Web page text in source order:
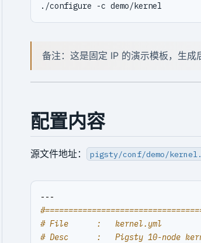
备注：这是固定 IP 的演示模板，生成
配置内容
源文件地址： pigsty/conf/demo/
---
# File      :   kernel.yml
# Desc      :   Pigsty 10-node